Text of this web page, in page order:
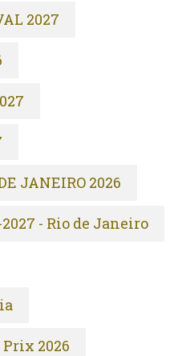
2027
JANEIRO 2026
- Rio de Janeiro
Prix 2026